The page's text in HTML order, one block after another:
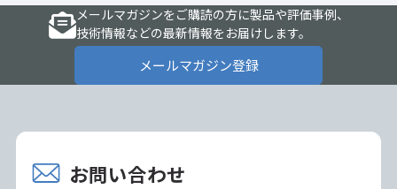
メールマガジンをご購読の方に製品や評価事例、
技術情報などの最新情報をお届けします。
メールマガジン登録
お問い合わせ